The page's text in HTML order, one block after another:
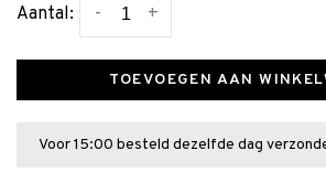
Aantal: +
-
TOEVOEGEN AAN
Voor 15:00 besteld dezelfde dag